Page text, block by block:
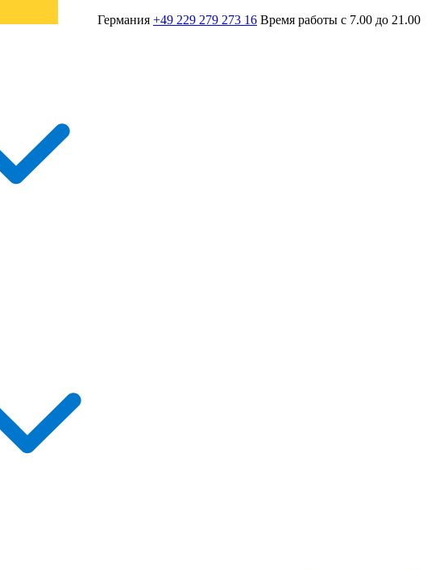
Германия +49 229 279 273 16 Время работы с 7.00 до 21.00